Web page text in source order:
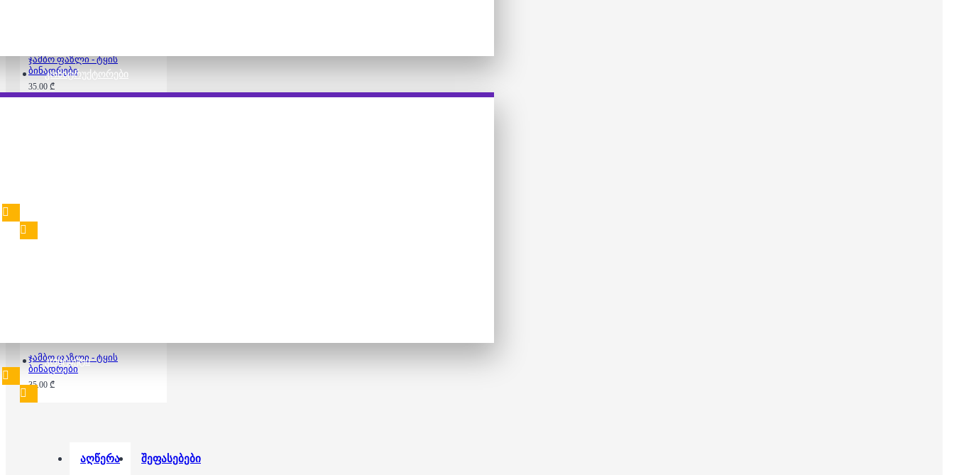
ᲙᲝᲜᲡᲢᲠᲣᲥᲢᲝᲠᲔᲑᲘ
ᲙᲝᲜᲢᲐᲥᲢᲘ
ჯამბო ფაზლი - ტყის
ბინადრები
35.00 ₾
35.00 ₾
ჯამბო ფაზლი - ტყის
ბინადრები
35.00 ₾
აღწერა შეფასებები